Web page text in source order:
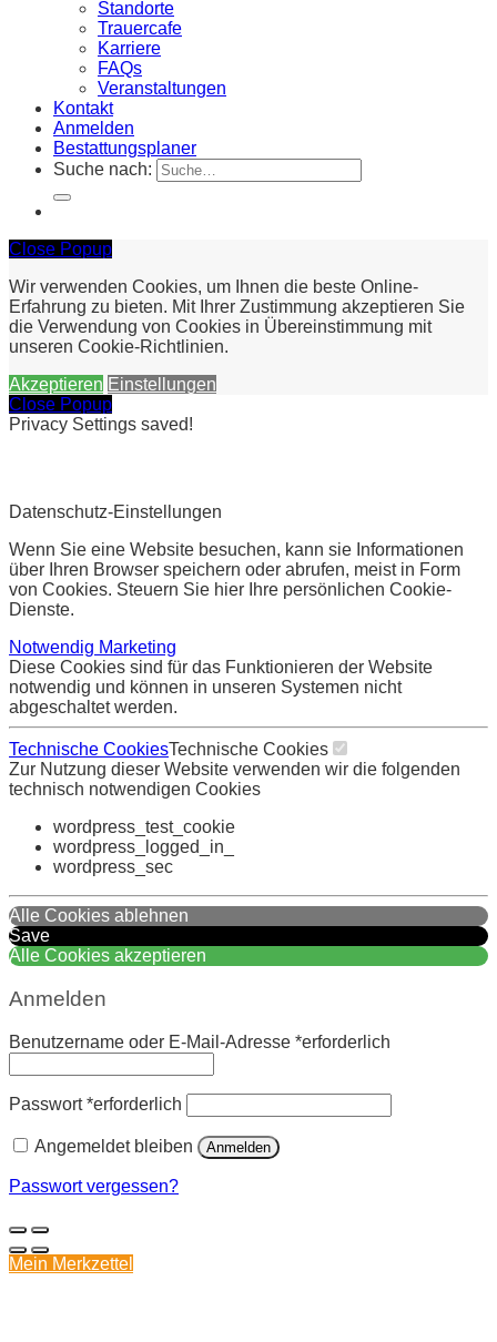
Standorte
Trauercafe
Karriere
FAQs
Veranstaltungen
Kontakt
Anmelden
Bestattungsplaner
Suche nach:
Close Popup
Wir verwenden Cookies, um Ihnen die beste Online-
Erfahrung zu bieten. Mit Ihrer Zustimmung akzeptieren Sie
die Verwendung von Cookies in Übereinstimmung mit
unseren Cookie-Richtlinien.
Akzeptieren Einstellungen
Close Popup
Privacy Settings saved!
Datenschutz-Einstellungen
Wenn Sie eine Website besuchen, kann sie Informationen
über Ihren Browser speichern oder abrufen, meist in Form
von Cookies. Steuern Sie hier Ihre persönlichen Cookie-
Dienste.
Notwendig Marketing
Diese Cookies sind für das Funktionieren der Website
notwendig und können in unseren Systemen nicht
abgeschaltet werden.
Technische CookiesTechnische Cookies
Zur Nutzung dieser Website verwenden wir die folgenden
technisch notwendigen Cookies
wordpress_test_cookie
wordpress_logged_in_
wordpress_sec
Alle Cookies ablehnen
Save
Alle Cookies akzeptieren
Anmelden
Benutzername oder E-Mail-Adresse *erforderlich
Passwort*erforderlich
Angemeldet bleiben Anmelden
Passwort vergessen?
Mein Merkzettel